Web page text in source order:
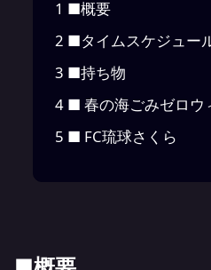
1 ■概要
2 ■タイムスケジュー
3 ■持ち物
4 ■ 春の海ごみゼロウ
5 ■ FC琉球さくら